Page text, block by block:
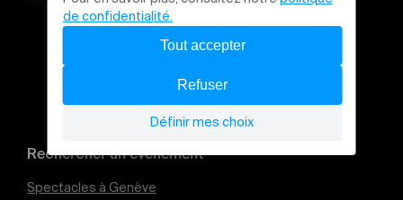
Rechercher un évènement
Spectacles à Genève